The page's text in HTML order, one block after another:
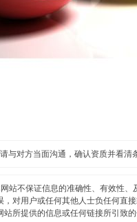
与对方当面沟通，确认资质并看清
站不保证信息的准确性、有效性
对用户或任何其他人士负任何直
所提供的信息或任何链接所引致